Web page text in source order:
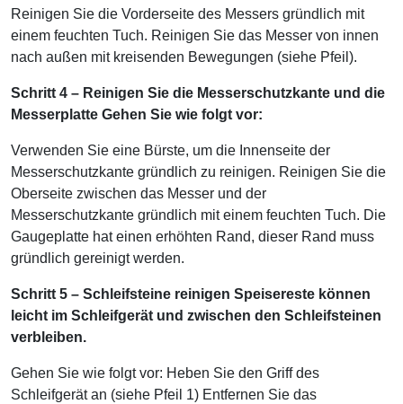
Reinigen Sie die Vorderseite des Messers gründlich mit
einem feuchten Tuch. Reinigen Sie das Messer von innen
nach außen mit kreisenden Bewegungen (siehe Pfeil).
Schritt 4 – Reinigen Sie die Messerschutzkante und die
Messerplatte Gehen Sie wie folgt vor:
Verwenden Sie eine Bürste, um die Innenseite der
Messerschutzkante gründlich zu reinigen. Reinigen Sie die
Oberseite zwischen das Messer und der
Messerschutzkante gründlich mit einem feuchten Tuch. Die
Gaugeplatte hat einen erhöhten Rand, dieser Rand muss
gründlich gereinigt werden.
Schritt 5 – Schleifsteine ​​reinigen Speisereste können
leicht im Schleifgerät und zwischen den Schleifsteinen
verbleiben.
Gehen Sie wie folgt vor: Heben Sie den Griff des
Schleifgerät an (siehe Pfeil 1) Entfernen Sie das